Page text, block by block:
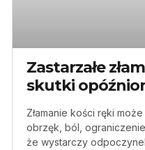
Zastarzałe
skutki
Złamanie kości ręki
obrzęk, ból, ograniczenie
że wystarczy